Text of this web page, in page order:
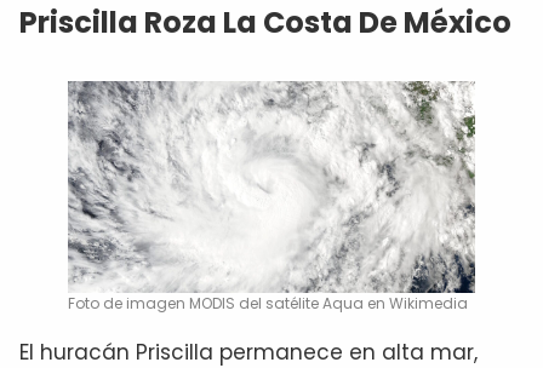
Priscilla Roza La Costa De México
Foto de imagen MODIS del satélite Aqua en Wikimedia
El huracán Priscilla permanece en alta mar,